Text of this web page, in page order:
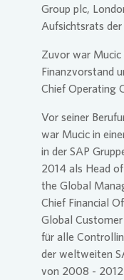
Group plc,
Aufsichtsrats
Zuvor war
Finanzvorstand
Chief Operating
Vor seiner
war Mucic in
in der SAP
2014 als Head
the Global
Chief Financial
Global
für alle
der weltweiten
von 2008 - 2012